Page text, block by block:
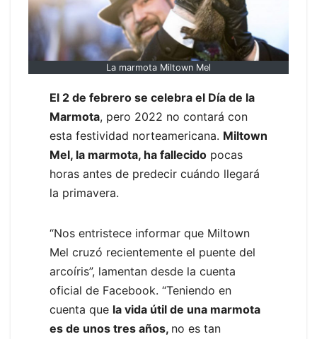
La marmota Miltown Mel
El 2 de febrero se celebra el Día de la
Marmota, pero 2022 no contará con
esta festividad norteamericana. Miltown
Mel, la marmota, ha fallecido pocas
horas antes de predecir cuándo llegará
la primavera.
“Nos entristece informar que Miltown
Mel cruzó recientemente el puente del
arcoíris”, lamentan desde la cuenta
oficial de Facebook. “Teniendo en
cuenta que la vida útil de una marmota
es de unos tres años, no es tan